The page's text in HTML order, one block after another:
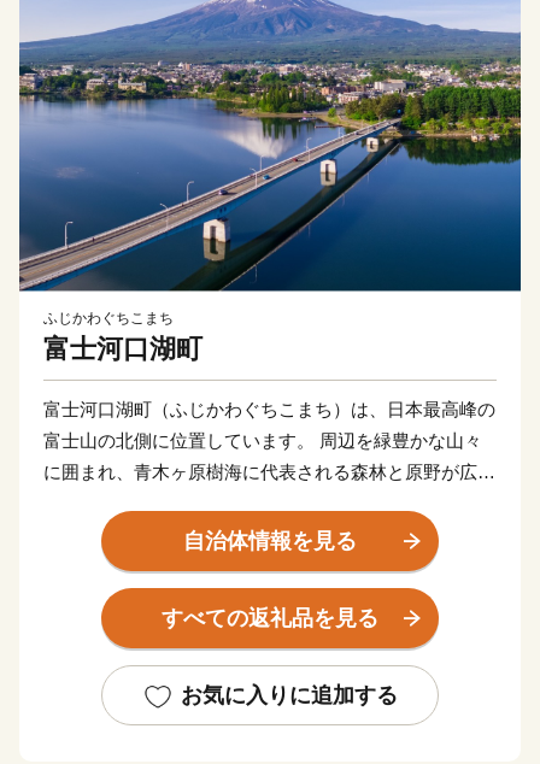
ふじかわぐちこまち
富士河口湖町
富士河口湖町（ふじかわぐちこまち）は、日本最高峰の
富士山の北側に位置しています。 周辺を緑豊かな山々
に囲まれ、青木ヶ原樹海に代表される森林と原野が広が
進湖、本栖湖という全く特徴の異なった４つの湖を有す
る日本屈指の景勝地として高い評価を得ています。南は
富士山の傾斜地、北は御坂山系に挟まれた高原のため夏
季は過ごしやすく、四季折々、美しく豊かな自然を求め
に向け「富士山」が世界文化遺産であり続けるよう、
様々な政策に取り組んでいます。
自治体情報を見る
すべての返礼品を見る
お気に入りに追加する